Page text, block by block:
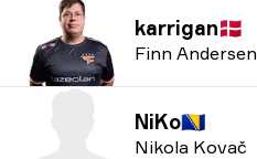
karrigan🇩🇰
Finn Andersen
NiKo🇧🇦
Nikola Kovač